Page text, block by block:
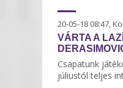
20-05-18 08:47,
VÁRTA A
Csapatunk
júliustól teljes